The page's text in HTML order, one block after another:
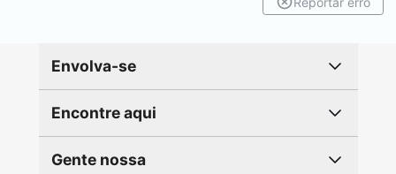
Envolva-se
Encontre aqui
Gente nossa